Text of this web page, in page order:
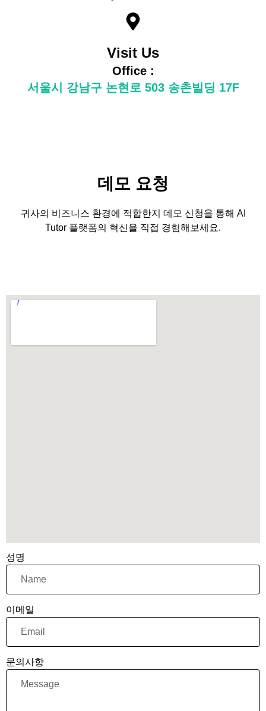
Visit Us
Office :
서울시 강남구 논현로 503 송촌빌딩 17F
데모 요청
귀사의 비즈니스 환경에 적합한지 데모 신청을 통해 AI
Tutor 플랫폼의 혁신을 직접 경험해보세요.
성명
이메일
문의사항